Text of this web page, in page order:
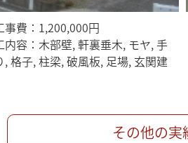
事費：1,200,000円
内容：木部壁, 軒裏垂木, モヤ, 手
, 格子, 柱梁, 破風板, 足場, 玄関建
その他の実